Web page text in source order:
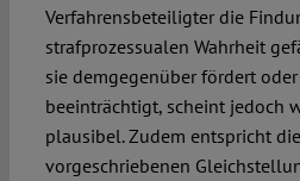
Verfahrensbeteiligter die
strafprozessualen Wahrheit
sie demgegenüber fördert
beeinträchtigt, scheint jedoch
plausibel. Zudem entspricht
vorgeschriebenen